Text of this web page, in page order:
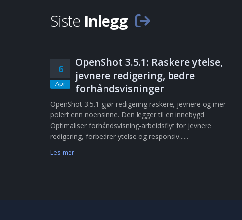
Siste Inlegg
6
Apr
OpenShot 3.5.1: Raskere ytelse,
jevnere redigering, bedre
forhåndsvisninger
OpenShot 3.5.1 gjør redigering raskere, jevnere og mer
polert enn noensinne. Den legger til en innebygd
Optimaliser forhåndsvisning-arbeidsflyt for jevnere
redigering, forbedrer ytelse og responsiv......
Les mer